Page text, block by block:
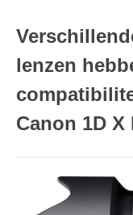
lenzen
Canon 1D X